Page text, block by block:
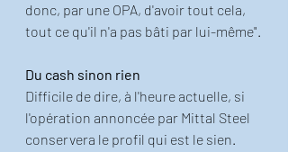
donc, par une OPA, d'avoir tout cela,
tout ce qu'il n'a pas bâti par lui-même".
Du cash sinon rien
Difficile de dire, à l'heure actuelle, si
l'opération annoncée par Mittal Steel
conservera le profil qui est le sien.